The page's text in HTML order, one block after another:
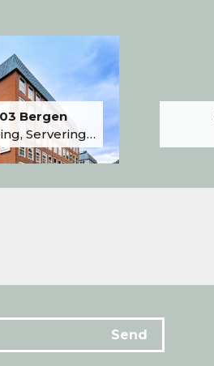
Bergen
Undervisning/Arrangement